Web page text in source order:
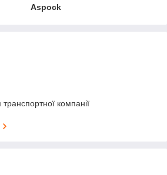
Aspock
компанії